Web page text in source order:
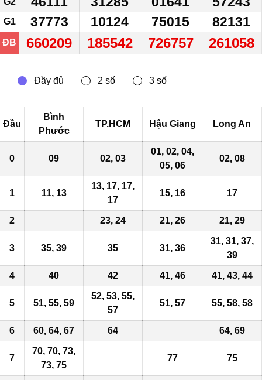
G1 37773 10124 75015 82131
ĐB 660209 185542 726757 261058
Đầu
Bình
Phước
TP.HCM Hậu Giang Long An
0 09 02, 03
01, 02, 04,
05, 06
02, 08
1 11, 13
13, 17, 17,
17
15, 16 17
2 23, 24 21, 26 21, 29
3 35, 39 35 31, 36
31, 31, 37,
39
4 40 42 41, 46 41, 43, 44
5 51, 55, 59
52, 53, 55,
57
51, 57 55, 58, 58
6 60, 64, 67 64 64, 69
7
70, 70, 73,
73, 75
77 75